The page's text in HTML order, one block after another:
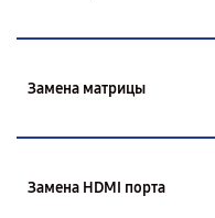
Замена матрицы
Замена HDMI порта